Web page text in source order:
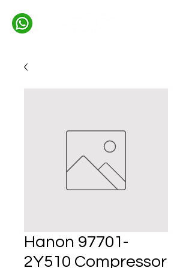
Hanon 97701-
2Y510 Compressor